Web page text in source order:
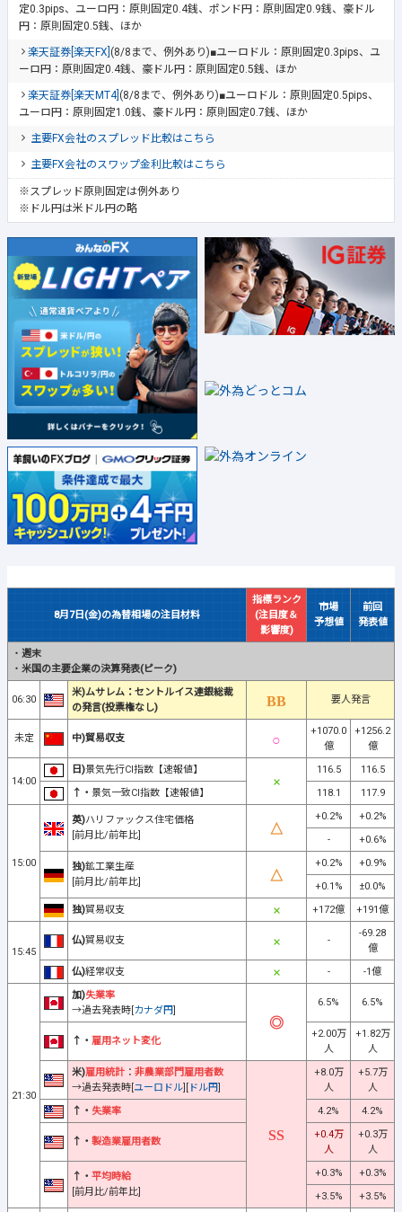
定0.3pips、ユーロ円：原則固定0.4銭、ポンド円：原則固定0.9銭、豪ドル
円：原則固定0.5銭、ほか
楽天証券[楽天FX] (8/8まで、例外あり)■ユーロドル：原則固定0.3pips、ユ
ーロ円：原則固定0.4銭、豪ドル円：原則固定0.5銭、ほか
楽天証券[楽天MT4] (8/8まで、例外あり)■ユーロドル：原則固定0.5pips、
ユーロ円：原則固定1.0銭、豪ドル円：原則固定0.7銭、ほか
主要FX会社のスプレッド比較はこちら
主要FX会社のスワップ金利比較はこちら
※スプレッド原則固定は例外あり
※ドル円は米ドル円の略
8月7日(金)の為替相場の注目材料
指標ランク
(注目度＆
影響度)
市場
予想値
前回
発表値
・ 週末
・ 米国の主要企業の決算発表(ピーク)
06:30
米)ムサレム：セントルイス連銀総裁
の発言(投票権なし)
要人発言
未定 中)貿易収支
+1070.0
億
+1256.2
億
14:00
日)景気先行CI指数【速報値】 116.5
116.5
↑・ 景気一致CI指数【速報値】 118.1 117.9
15:00
英)ハリファックス住宅価格
[前月比/前年比]
+0.2%
+0.2%
-
+0.6%
独)鉱工業生産
[前月比/前年比]
+0.2%
+0.9%
+0.1%
±0.0%
独)貿易収支 +172億 +191億
15:45
仏)貿易収支 -
-69.28
億
仏)経常収支 - -1億
21:30
加)失業率
→過去発表時[カナダ円]
6.5% 6.5%
↑・ 雇用ネット変化
+2.00万
人
+1.82万
人
米)雇用統計 ： 非農業部門雇用者数
→過去発表時[ユーロドル][ ドル円]
+8.0万
人
+5.7万
人
↑・ 失業率 4.2% 4.2%
↑・ 製造業雇用者数
+0.4万
人
+0.3万
人
↑・ 平均時給
[前月比/前年比]
+0.3%
+0.3%
+3.5%
+3.5%